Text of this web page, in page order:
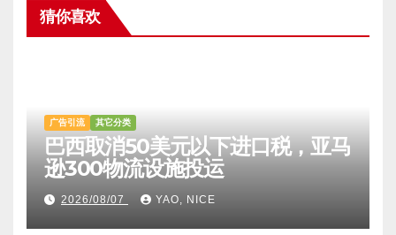
猜你喜欢
广告引流 其它分类
巴西取消50美元以下进口税，亚马
逊300物流设施投运
2026/08/07 YAO, NICE